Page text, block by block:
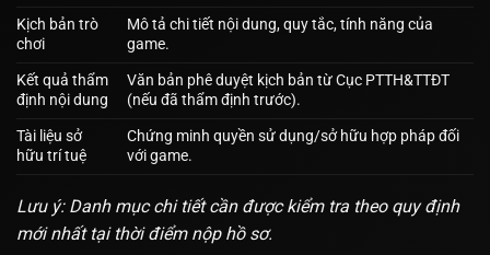
Kịch bản trò
chơi
Mô tả chi tiết nội dung, quy tắc, tính năng của
game.
Kết quả thẩm
định nội dung
Văn bản phê duyệt kịch bản từ Cục PTTH&TTĐT
(nếu đã thẩm định trước).
Tài liệu sở
hữu trí tuệ
Chứng minh quyền sử dụng/sở hữu hợp pháp đối
với game.
Lưu ý: Danh mục chi tiết cần được kiểm tra theo quy định
mới nhất tại thời điểm nộp hồ sơ.